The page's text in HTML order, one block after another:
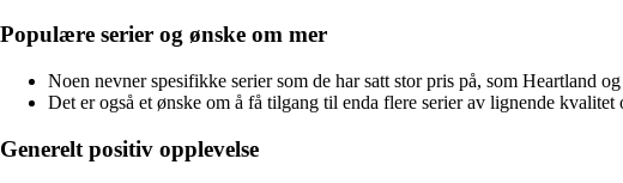
Populære serier og ønske om mer
Noen nevner spesifikke serier som de har satt stor pris på, som Heartland
Det er også et ønske om å få tilgang til enda flere serier av lignende
Generelt positiv opplevelse